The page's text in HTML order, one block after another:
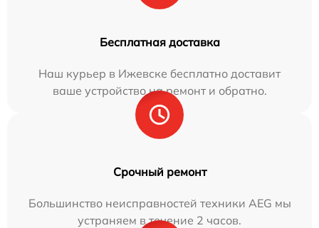
Бесплатная доставка
Наш курьер в Ижевске бесплатно доставит
ваше устройство на ремонт и обратно.
Срочный ремонт
Большинство неисправностей техники AEG мы
устраняем в течение 2 часов.